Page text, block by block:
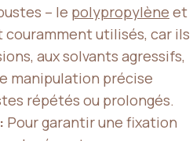
– le polypropylène et
couramment utilisés, car ils
aux solvants agressifs,
manipulation précise
répétés ou prolongés.
Pour garantir une fixation